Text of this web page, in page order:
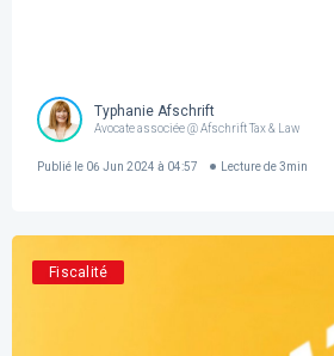
Typhanie Afschrift
Avocate associée @ Afschrift Tax & Law
Publié le 06 Jun 2024 à 04:57 Lecture de 3min
Fiscalité